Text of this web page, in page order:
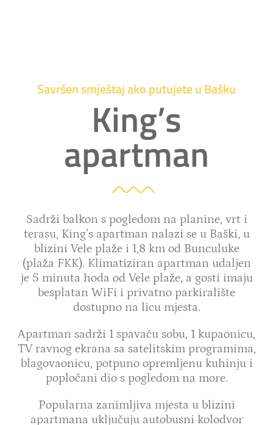
Savršen smještaj ako putujete u Bašku
King’s
apartman
Sadrži balkon s pogledom na planine, vrt i
terasu, King’s apartman nalazi se u Baški, u
blizini Vele plaže i 1,8 km od Bunculuke
(plaža FKK). Klimatiziran apartman udaljen
je 5 minuta hoda od Vele plaže, a gosti imaju
besplatan WiFi i privatno parkiralište
dostupno na licu mjesta.
Apartman sadrži 1 spavaću sobu, 1 kupaonicu,
TV ravnog ekrana sa satelitskim programima,
blagovaonicu, potpuno opremljenu kuhinju i
popločani dio s pogledom na more.
Popularna zanimljiva mjesta u blizini
apartmana uključuju autobusni kolodvor